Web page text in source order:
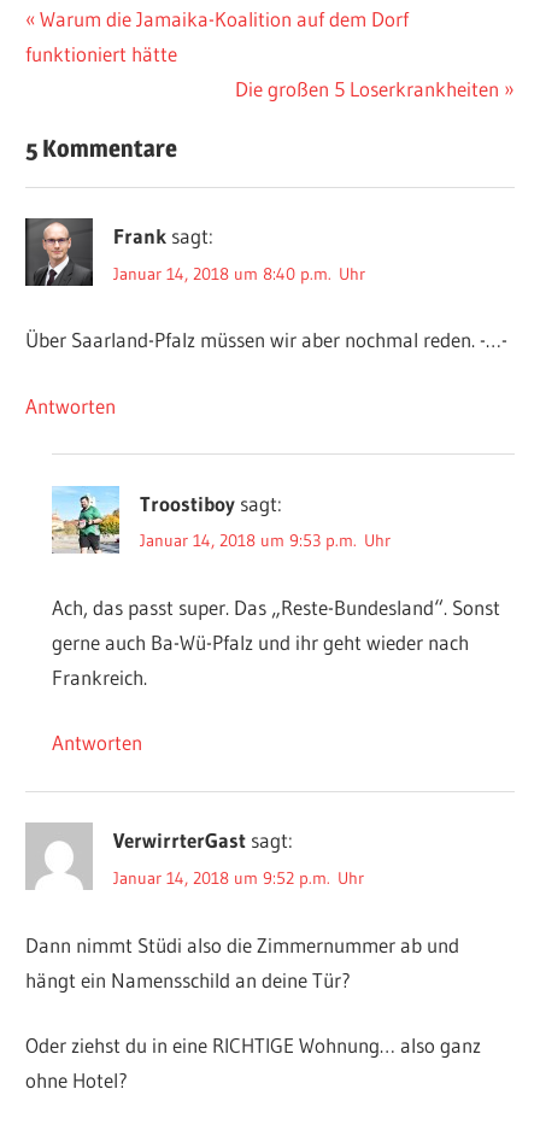
Beitragsnavigation
Vorheriger
Beitrag:
Warum die Jamaika-Koalition auf dem Dorf
funktioniert hätte
Nächster
Die großen 5 Loserkrankheiten
5 Kommentare
Frank sagt:
Januar 14, 2018 um 8:40 p.m. Uhr
Über Saarland-Pfalz müssen wir aber nochmal reden. -…-
Antworten
Troostiboy sagt:
Januar 14, 2018 um 9:53 p.m. Uhr
Ach, das passt super. Das „Reste-Bundesland“. Sonst
gerne auch Ba-Wü-Pfalz und ihr geht wieder nach
Frankreich.
Antworten
VerwirrterGast sagt:
Januar 14, 2018 um 9:52 p.m. Uhr
Dann nimmt Stüdi also die Zimmernummer ab und
hängt ein Namensschild an deine Tür?
Oder ziehst du in eine RICHTIGE Wohnung… also ganz
ohne Hotel?